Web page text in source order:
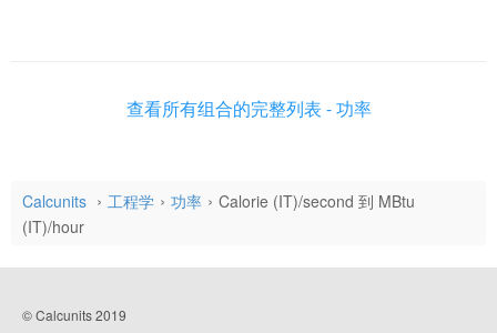
查看所有组合的完整列表 - 功率
Calcunits 工程学 功率
Calorie (IT)/second 到 MBtu
(IT)/hour
© Calcunits 2019